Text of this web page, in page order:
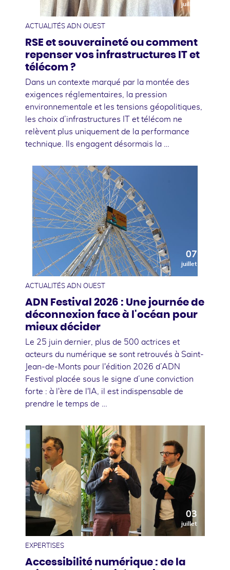
juillet
ACTUALITÉS ADN OUEST
RSE et souveraineté ou comment
repenser vos infrastructures IT et
télécom ?
Dans un contexte marqué par la montée des
exigences réglementaires, la pression
environnementale et les tensions géopolitiques,
les choix d’infrastructures IT et télécom ne
relèvent plus uniquement de la performance
technique. Ils engagent désormais la …
07
juillet
ACTUALITÉS ADN OUEST
ADN Festival 2026 : Une journée de
déconnexion face à l'océan pour
mieux décider
Le 25 juin dernier, plus de 500 actrices et
acteurs du numérique se sont retrouvés à Saint-
Jean-de-Monts pour l'édition 2026 d’ADN
Festival placée sous le signe d’une conviction
forte : à l'ère de l'IA, il est indispensable de
prendre le temps de …
03
juillet
EXPERTISES
Accessibilité numérique : de la